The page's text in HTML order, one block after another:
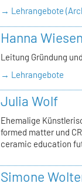
→ Lehrangebote
Hanna
Leitung Gründung
→ Lehrangebote
Julia Wolf
Ehemalige
formed matter und
ceramic education
Simone